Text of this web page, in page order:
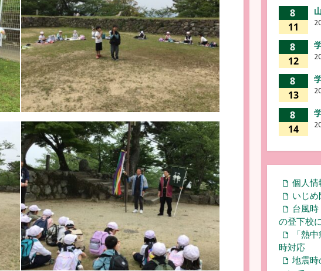
8
11
8
12
8
13
8
14
個人情
いじ
台風
の登下校
「熱
時対応
地震時